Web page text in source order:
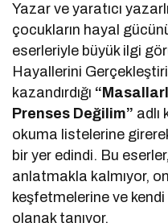
Yazar ve yaratıcı
çocukların hayal
eserleriyle büyük ilgi
Hayallerini
kazandırdığı
Prenses Değilim” adlı
okuma listelerine
bir yer edindi. Bu
anlatmakla kalmıyor,
keşfetmelerine ve
olanak tanıyor.